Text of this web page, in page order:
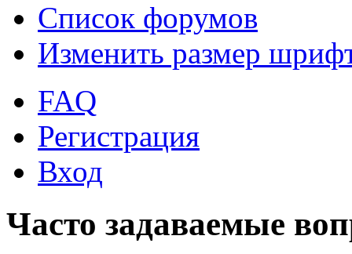
Список форумов
Изменить размер
FAQ
Регистрация
Вход
Часто задаваемые